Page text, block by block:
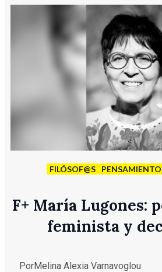
FILÓSOF@S
F+ María Lugones:
feminista y
PorMelina Alexia Varnavoglou